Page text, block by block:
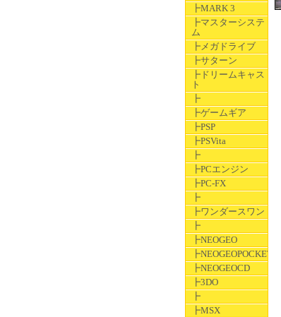
┣MARK 3
┣マスターシステ
ム
┣メガドライブ
┣サターン
┣ドリームキャス
ト
┣
┣ゲームギア
┣PSP
┣PSVita
┣
┣PCエンジン
┣PC-FX
┣
┣ワンダースワン
┣
┣NEOGEO
┣NEOGEOPOCKET
┣NEOGEOCD
┣3DO
┣
┣MSX